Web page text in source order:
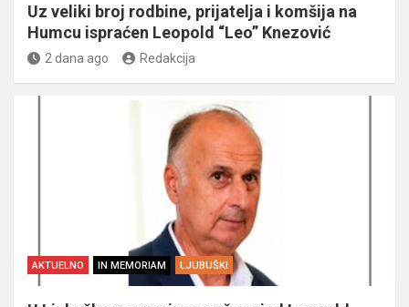
Uz veliki broj rodbine, prijatelja i komšija na
Humcu ispraćen Leopold “Leo” Knezović
2 dana ago Redakcija
AKTUELNO IN MEMORIAM LJUBUŠKI